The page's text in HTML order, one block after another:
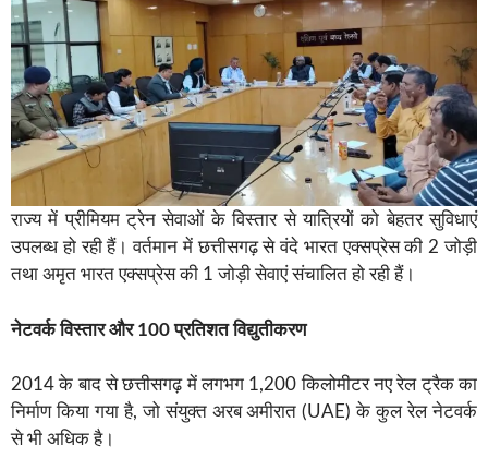
राज्य में प्रीमियम ट्रेन सेवाओं के विस्तार से यात्रियों को बेहतर सुविधाएं
उपलब्ध हो रही हैं। वर्तमान में छत्तीसगढ़ से वंदे भारत एक्सप्रेस की 2 जोड़ी
तथा अमृत भारत एक्सप्रेस की 1 जोड़ी सेवाएं संचालित हो रही हैं।
नेटवर्क विस्तार और 100 प्रतिशत विद्युतीकरण
2014 के बाद से छत्तीसगढ़ में लगभग 1,200 किलोमीटर नए रेल ट्रैक का
निर्माण किया गया है, जो संयुक्त अरब अमीरात (UAE) के कुल रेल नेटवर्क
से भी अधिक है।